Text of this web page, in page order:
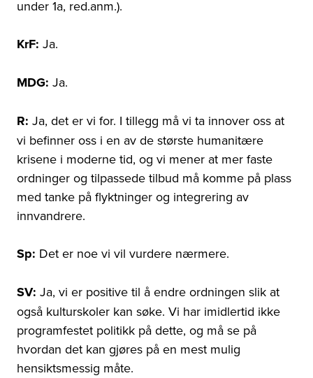
under 1a, red.anm.).
KrF: Ja.
MDG: Ja.
R: Ja, det er vi for. I tillegg må vi ta innover oss at
vi befinner oss i en av de største humanitære
krisene i moderne tid, og vi mener at mer faste
ordninger og tilpassede tilbud må komme på plass
med tanke på flyktninger og integrering av
innvandrere.
Sp: Det er noe vi vil vurdere nærmere.
SV: Ja, vi er positive til å endre ordningen slik at
også kulturskoler kan søke. Vi har imidlertid ikke
programfestet politikk på dette, og må se på
hvordan det kan gjøres på en mest mulig
hensiktsmessig måte.